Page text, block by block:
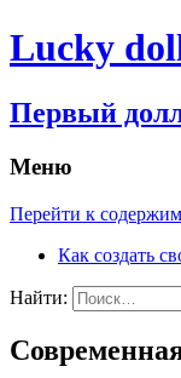
Lucky
Первый
Меню
Перейти к
Как создать
Найти: